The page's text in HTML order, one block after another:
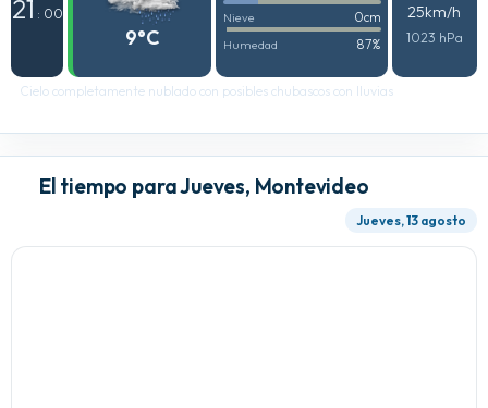
21 : 00
9°C
Nieve 0cm
Humedad 87%
25km/h
1023 hPa
Cielo completamente nublado con posibles chubascos con lluvias
El tiempo para Jueves, Montevideo
Jueves, 13 agosto